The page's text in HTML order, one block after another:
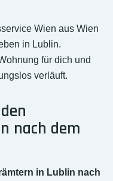
Wien aus Wien
in Lublin.
für dich und
verläuft.
nach dem
in Lublin nach